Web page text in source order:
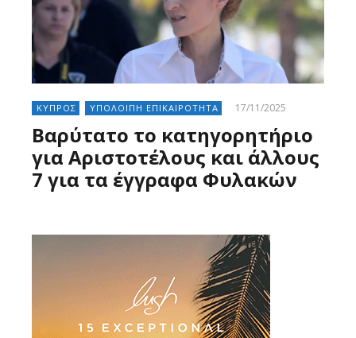
ΚΥΠΡΟΣ ΥΠΟΛΟΙΠΗ ΕΠΙΚΑΙΡΟΤΗΤΑ 17/11/2025
Βαρύτατο το κατηγορητήριο
για Αριστοτέλους και άλλους
7 για τα έγγραφα Φυλακών